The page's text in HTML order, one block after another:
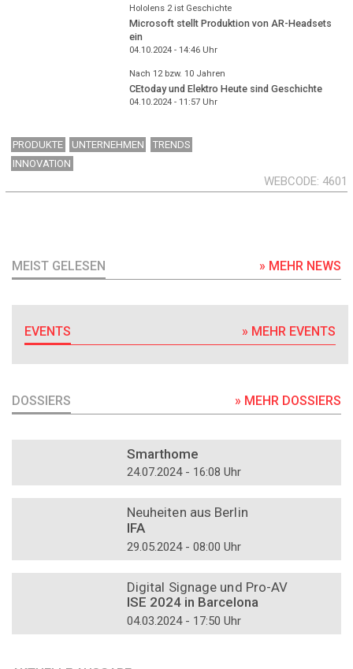
Hololens 2 ist Geschichte
Microsoft stellt Produktion von AR-Headsets
ein
04.10.2024 - 14:46Uhr
Nach 12 bzw. 10 Jahren
CEtoday und Elektro Heute sind Geschichte
04.10.2024 - 11:57Uhr
PRODUKTE UNTERNEHMEN
TRENDS
INNOVATION
WEBCODE 4601
MEIST GELESEN » MEHR NEWS
EVENTS » MEHR EVENTS
DOSSIERS » MEHR DOSSIERS
Smarthome
24.07.2024 - 16:08 Uhr
Neuheiten aus Berlin
IFA
29.05.2024 - 08:00 Uhr
Digital Signage und Pro-AV
ISE 2024 in Barcelona
04.03.2024 - 17:50 Uhr